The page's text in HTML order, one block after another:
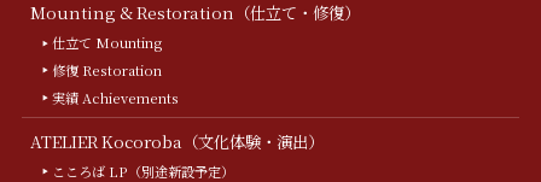
Mounting & Restoration（仕立て・修復）
仕立て Mounting
修復 Restoration
実績 Achievements
ATELIER Kocoroba（文化体験・演出）
こころば LP（別途新設予定）